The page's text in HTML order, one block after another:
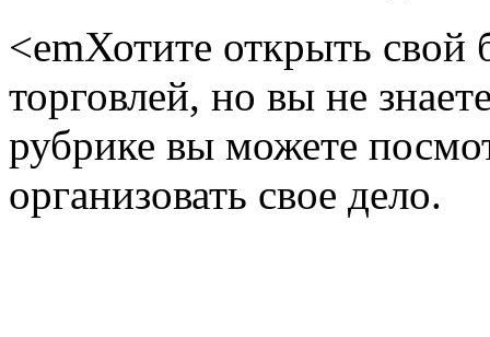
<emХотите открыть свой
торговлей, но вы не
рубрике вы можете
организовать свое дело.